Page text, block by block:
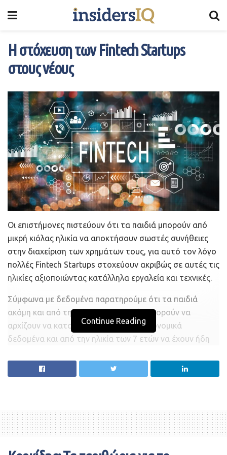
Η στόχευση των Fintech Startups
στους νέους
Οι επιστήμονες πιστεύουν ότι τα παιδιά μπορούν από
μικρή κιόλας ηλικία να αποκτήσουν σωστές συνήθειες
στην διαχείριση των χρημάτων τους, για αυτό τον λόγο
πολλές Fintech Startups στοχεύουν ακριβώς σε αυτές τις
ηλικίες αξιοποιώντας κατάλληλα εργαλεία και τεχνικές.
Σύμφωνα με δεδομένα παρατηρούμε ότι τα παιδιά
ακόμη και από την ηλικία των 3 ετών μπορούν να
αρχίζουν να καταλαβαίνουν βασικά οικονομικά
δεδομένα και από την ηλικία των 7 ετών να έχουν ήδη
διαχείριση.
στο συμπέρασμα ότι εφαρμογές με στόχο την
αποταμίευση εν τέλει οδηγούν τα παιδιά στο ξοδεύουν
πιο εύκολα τα χρήματα, ίδρυσε το 2016 την εταιρία
Continue Reading